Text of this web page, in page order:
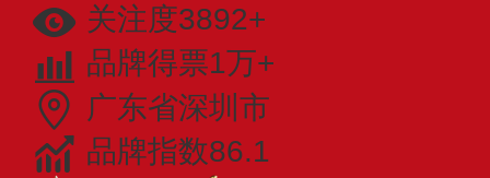
关注度3892+
品牌得票1万+
广东省深圳市
品牌指数86.1